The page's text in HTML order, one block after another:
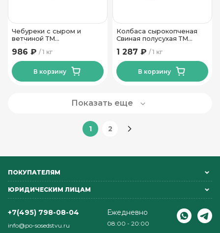
Чебуреки с сыром и
ветчиной ТМ
Любогородок 1 кг
1 кг
986 ₽
В корзину
Колбаса сырокопченая
Свиная полусухая ТМ
1 кг
1 287 ₽
В корзину
Показать еще
1 2
ПОКУПАТЕЛЯМ
ЮРИДИЧЕСКИМ ЛИЦАМ
+7(495) 798-08-04
info@po-sosedstvu.ru
Ежедневно
08:00 - 20:00